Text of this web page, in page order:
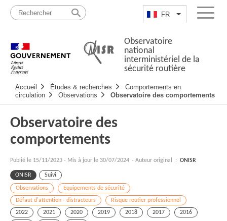
Passer
contenu
FR Lister lesMenu
Observatoire
national
interministériel de la
sécurité routière
principale
Accueil Études & recherches
Comportements en
circulation
Observations Observatoire des comportements
Observatoire des
comportements
Publié le 15/11/2023 - Mis à jour le 30/07/2024 - Auteur original : ONISR
ONISR Suivi
Observations
Equipements de sécurité
Défaut d'attention - distracteurs
Risque routier professionnel
2022
2021 2020 2019 2018 2017
2016